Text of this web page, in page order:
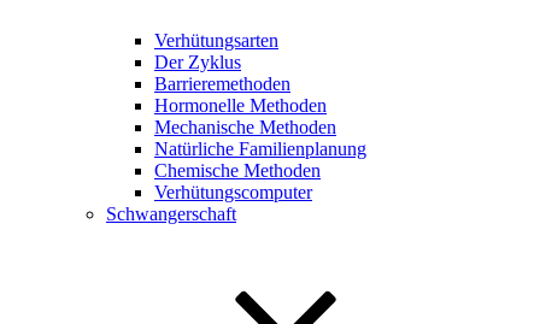
Verhütungsarten
Der Zyklus
Barrieremethoden
Hormonelle Methoden
Mechanische Methoden
Natürliche Familienplanung
Chemische Methoden
Verhütungscomputer
Schwangerschaft